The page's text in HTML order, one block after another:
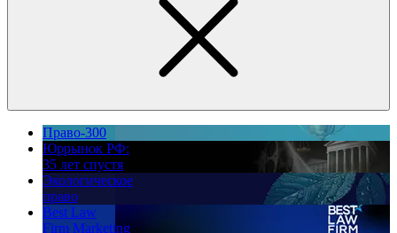
Право-300
Юррынок РФ:
35 лет спустя
Экологическое
право
Best Law
Firm Marketing